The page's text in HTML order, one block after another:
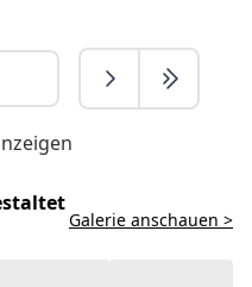
Galerie anschauen >